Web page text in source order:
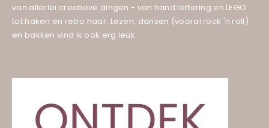
van allerlei creatieve dingen - van hand lettering en LEGO
tot haken en retro haar. Lezen, dansen (vooral rock 'n roll)
en bakken vind ik ook erg leuk.